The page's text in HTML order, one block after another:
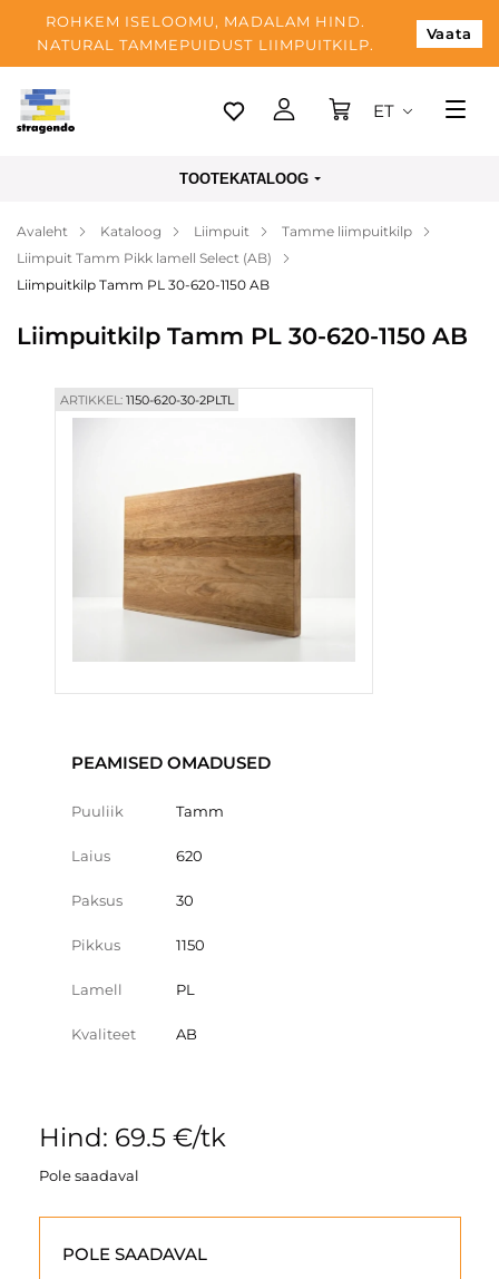
ROHKEM ISELOOMU, MADALAM HIND.
NATURAL TAMMEPUIDUST LIIMPUITKILP.
Vaata
Tallinn
Makse
Meist
ET
TOOTEKATALOOG
Avaleht Kataloog Liimpuit
Tamme liimpuitkilp
Liimpuit Tamm Pikk lamell Select (AB)
Liimpuitkilp Tamm PL 30-620-1150 AB
Liimpuitkilp Tamm PL 30-620-1150 AB
ARTIKKEL:1150-620-30-2PLTL
PEAMISED OMADUSED
Puuliik Tamm
Laius 620
Paksus 30
Pikkus 1150
Lamell PL
Kvaliteet AB
Hind: 69.5 €/tk
Pole saadaval
POLE SAADAVAL